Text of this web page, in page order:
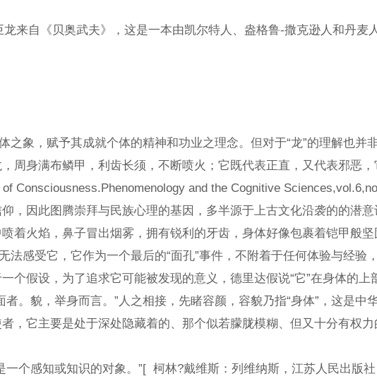
来自《贝奥武夫》，这是一本由凯尔特人、盎格鲁-撒克逊人和丹麦
象，赋予其成就个体的精神和功业之理念。但对于“龙”的理解也并
周身满布鳞甲，利齿长须，不断喷火；它既代表正直，又代表邪恶
of Consciousness.Phenomenology and the Cognitive
因此图腾崇拜与民族心理的基因，多半源于上古文化沿袭的的潜意
着火焰，鼻子冒出烟雾，拥有锐利的牙齿，身体好像包裹着铠甲般
感受它，它作为一个最后的“面孔”事件，不附着于任何体验与经验
个假设，为了追求它可能被发现的意义，德里达假说“它”在身体
貌，举身而言。”人之相接，先睹容颜，容貌乃指“身体”，这是中
名主使者，它主要是处于深处隐藏着的、那个似
个感知或知识的对象。”[ 柯林?戴维斯：列维纳斯，江苏人民出版社